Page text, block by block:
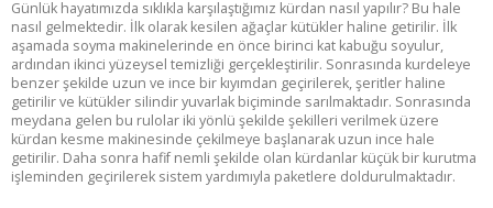
Günlük hayatımızda sıklıkla karşılaştığımız kürdan nasıl yapılır? Bu hale
nasıl gelmektedir. İlk olarak kesilen ağaçlar kütükler haline getirilir. İlk
aşamada soyma makinelerinde en önce birinci kat kabuğu soyulur,
ardından ikinci yüzeysel temizliği gerçekleştirilir. Sonrasında kurdeleye
benzer şekilde uzun ve ince bir kıyımdan geçirilerek, şeritler haline
getirilir ve kütükler silindir yuvarlak biçiminde sarılmaktadır. Sonrasında
meydana gelen bu rulolar iki yönlü şekilde şekilleri verilmek üzere
kürdan kesme makinesinde çekilmeye başlanarak uzun ince hale
getirilir. Daha sonra hafif nemli şekilde olan kürdanlar küçük bir kurutma
işleminden geçirilerek sistem yardımıyla paketlere doldurulmaktadır.